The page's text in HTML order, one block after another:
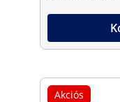
Akciós